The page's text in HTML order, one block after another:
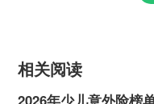
相关阅读